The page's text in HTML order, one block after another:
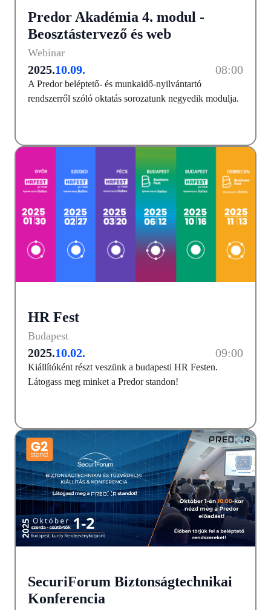
Predor Akadémia 4. modul -
Beosztástervező és web
Webinar
2025.10.09. 08:00
A Predor beléptető- és munkaidő-nyilvántartó
rendszerről szóló oktatás sorozatunk negyedik modulja.
HR Fest
Budapest
2025.10.02. 09:00
Kiállítóként részt veszünk a budapesti HR Festen.
Látogass meg minket a Predor standon!
SecuriForum Biztonságtechnikai
Konferencia